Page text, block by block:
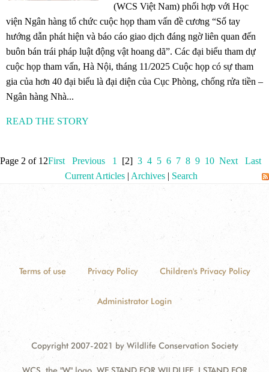
(WCS Việt Nam) phối hợp với Học
viện Ngân hàng tổ chức cuộc họp tham vấn đề cương “Sổ tay
hướng dẫn phát hiện và báo cáo giao dịch đáng ngờ liên quan đến
buôn bán trái pháp luật động vật hoang dã”. Các đại biểu tham dự
cuộc họp tham vấn, Hà Nội, tháng 11/2025 Cuộc họp có sự tham
gia của hơn 40 đại biểu là đại diện của Cục Phòng, chống rửa tiền –
Ngân hàng Nhà...
READ THE STORY
Page 2 of 12First Previous 1 [2] 3 4 5 6 7 8 9 10 Next
Last
Current Articles| Archives| Search
Terms of use Privacy Policy Children's Privacy Policy
Administrator Login
Copyright 2007-2021 by Wildlife Conservation Society